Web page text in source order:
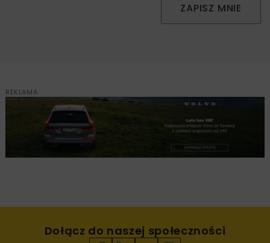
ZAPISZ MNIE
REKLAMA
Dołącz do naszej społeczności